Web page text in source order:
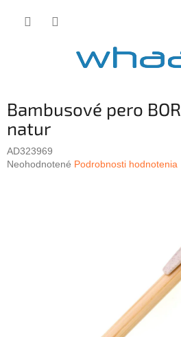
Bambusové pero
natur
AD323969
Priemerné
Neohodnotené Podrobnosti hodnotenia